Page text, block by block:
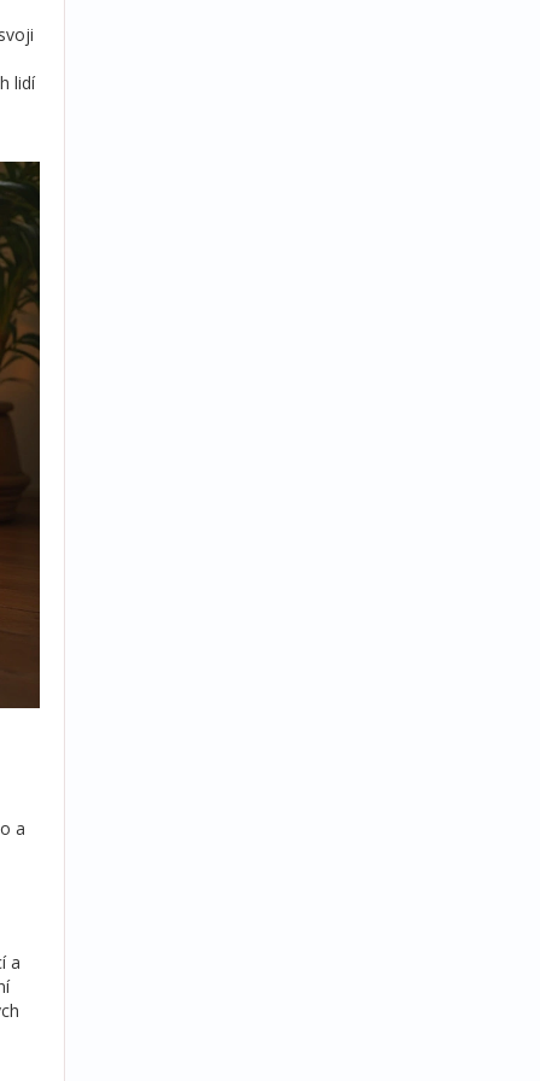
lidí
a
a